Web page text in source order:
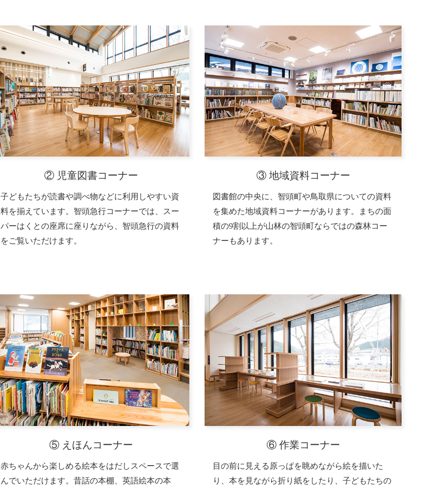
② 児童図書コーナー
子どもたちが読書や調べ物などに利用しやすい資
料を揃えています。智頭急行コーナーでは、スー
パーはくとの座席に座りながら、智頭急行の資料
をご覧いただけます。
③ 地域資料コーナー
図書館の中央に、智頭町や鳥取県についての資料
を集めた地域資料コーナーがあります。まちの面
積の9割以上が山林の智頭町ならではの森林コー
ナーもあります。
⑤ えほんコーナー
赤ちゃんから楽しめる絵本をはだしスペースで選
んでいただけます。昔話の本棚、英語絵本の本
⑥ 作業コーナー
目の前に見える原っぱを眺めながら絵を描いた
り、本を見ながら折り紙をしたり、子どもたちの